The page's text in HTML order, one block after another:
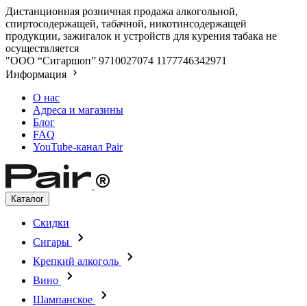
Дистанционная розничная продажа алкогольной,
спиртосодержащей, табачной, никотинсодержащей
продукции, зажигалок и устройств для курения табака не
осуществляется
"ООО “Сигаршоп” 9710027074 1177746342971
Информация
О нас
Адреса и магазины
Блог
FAQ
YouTube-канал Pair
Каталог
Скидки
Сигары
Крепкий алкоголь
Вино
Шампанское